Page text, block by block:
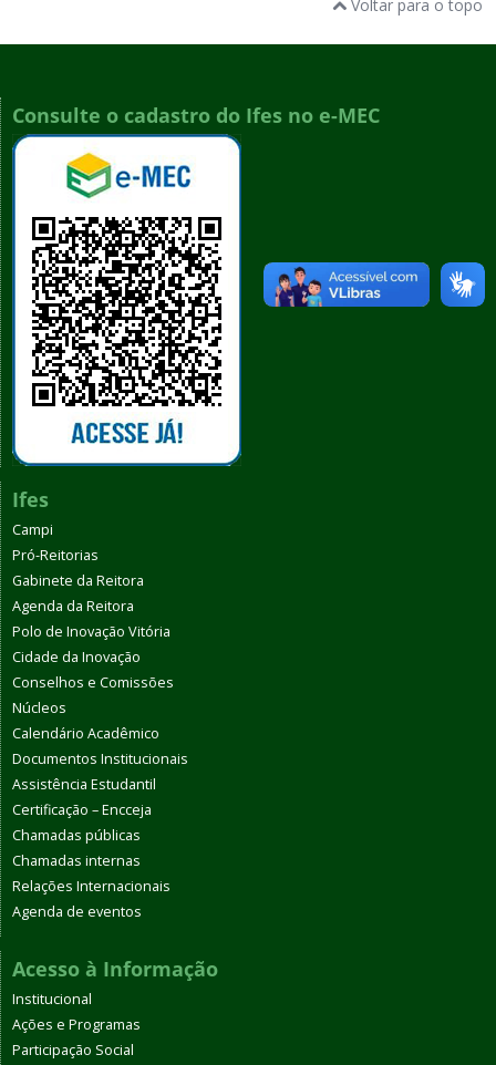
Voltar para o topo
Consulte o cadastro do Ifes no e-MEC
Ifes
Campi
Pró-Reitorias
Gabinete da Reitora
Agenda da Reitora
Polo de Inovação Vitória
Cidade da Inovação
Conselhos e Comissões
Núcleos
Calendário Acadêmico
Documentos Institucionais
Assistência Estudantil
Certificação – Encceja
Chamadas públicas
Chamadas internas
Relações Internacionais
Agenda de eventos
Acesso à Informação
Institucional
Ações e Programas
Participação Social